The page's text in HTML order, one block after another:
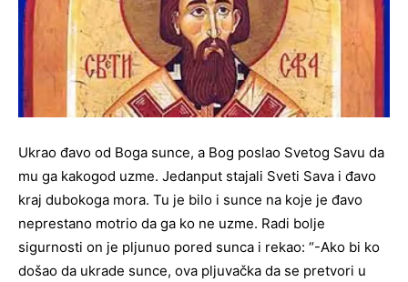
Ukrao đavo od Boga sunce, a Bog poslao Svetog Savu da
mu ga kakogod uzme. Jedanput stajali Sveti Sava i đavo
kraj dubokoga mora. Tu je bilo i sunce na koje je đavo
neprestano motrio da ga ko ne uzme. Radi bolje
sigurnosti on je pljunuo pored sunca i rekao: “-Ako bi ko
došao da ukrade sunce, ova pljuvačka da se pretvori u